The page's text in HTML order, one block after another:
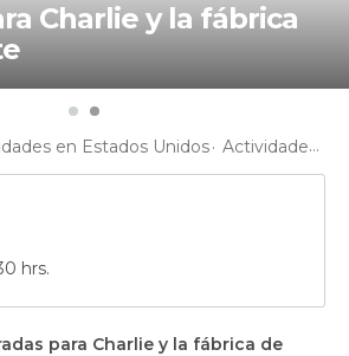
en Estados Unidos Actividades en Nueva York
hrs.
para Charlie y la fábrica de